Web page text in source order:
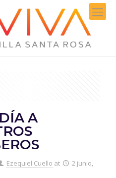
A
Ezequiel Cuello at
2 junio,